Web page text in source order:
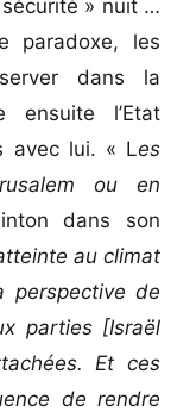
» nuit …
paradoxe, les
dans la
l’Etat
avec lui. « Les
ou en
dans son
au climat
perspective de
parties [Israël
Et ces
de rendre